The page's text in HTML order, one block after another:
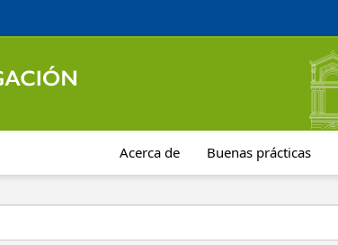
Acerca de Buenas prácticas